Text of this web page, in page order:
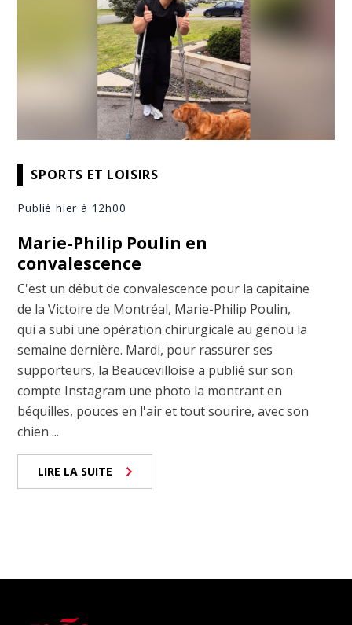
SPORTS ET LOISIRS
Publié hier à 12h00
Marie-Philip Poulin en
convalescence
C'est un début de convalescence pour la capitaine
de la Victoire de Montréal, Marie-Philip Poulin,
qui a subi une opération chirurgicale au genou la
semaine dernière. Mardi, pour rassurer ses
supporteurs, la Beaucevilloise a publié sur son
compte Instagram une photo la montrant en
béquilles, pouces en l'air et tout sourire, avec son
chien ...
LIRE LA SUITE